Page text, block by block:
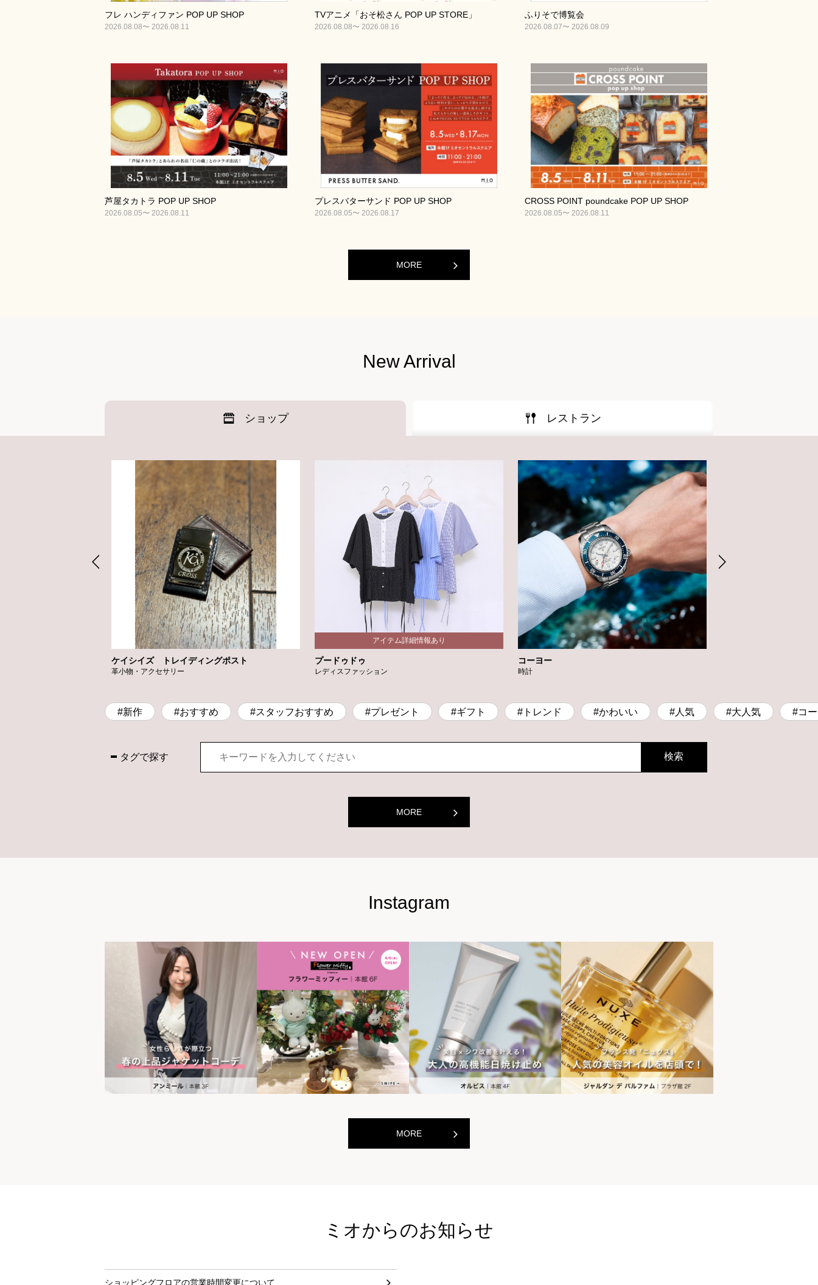
フレ ハンディファン POP UP SHOP
2026.08.08〜 2026.08.11
TVアニメ「おそ松さん POP UP STORE」
2026.08.08〜 2026.08.16
ふりそで博覧会
2026.08.07〜 2026.08.09
芦屋タカトラ POP UP SHOP
2026.08.05〜 2026.08.11
プレスバターサンド POP UP SHOP
2026.08.05〜 2026.08.17
CROSS POINT poundcake POP UP SHOP
2026.08.05〜 2026.08.11
MORE
New Arrival
ショップ レストラン
ケイシイズ トレイディングポスト
革小物・アクセサリー
プードゥドゥ
レディスファッション
コーヨー
時計
#新作 #おすすめ #スタッフおすすめ #プレゼント #ギフト #トレンド #かわいい #人気 #大人気 #コ
タグで探す
MORE
世界の山ちゃん
[居酒屋]
世界の山ちゃん
[居酒屋]
世界の山ちゃん
[居酒屋]
Instagram
MORE
ミオからのお知らせ
ショッピングフロアの営業時間変更について